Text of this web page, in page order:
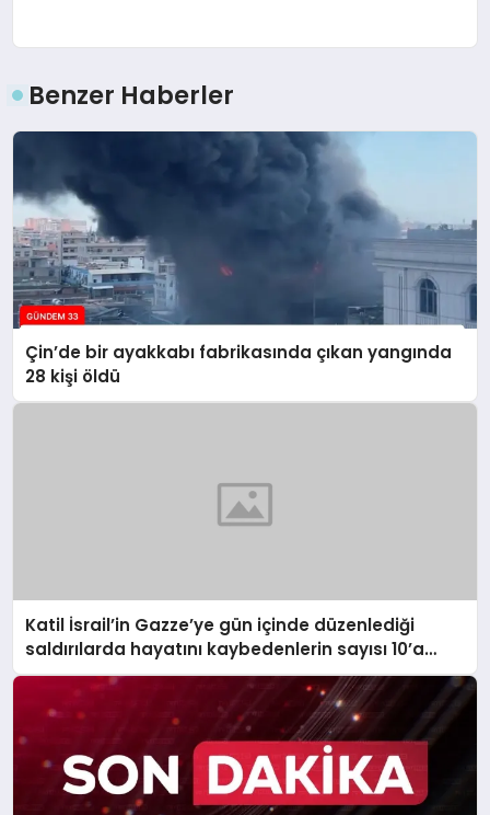
Benzer Haberler
Çin’de bir ayakkabı fabrikasında çıkan yangında
28 kişi öldü
Katil İsrail’in Gazze’ye gün içinde düzenlediği
saldırılarda hayatını kaybedenlerin sayısı 10’a
yükseldi